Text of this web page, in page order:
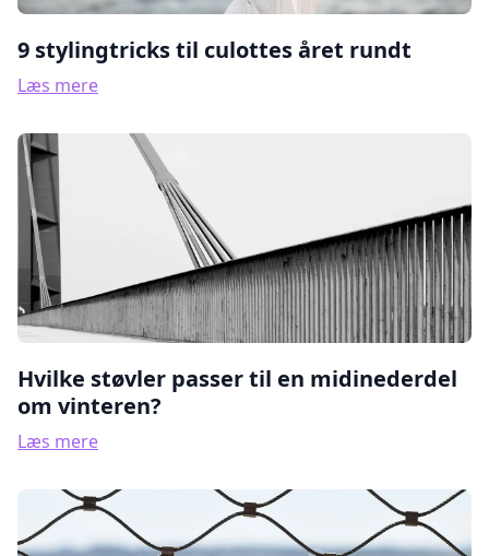
9 stylingtricks til culottes året rundt
Læs mere
Hvilke støvler passer til en midinederdel
om vinteren?
Læs mere